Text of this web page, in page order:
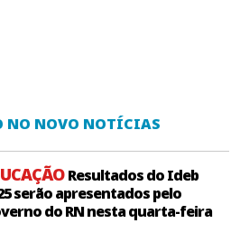
NO NOVO NOTÍCIAS
Resultados do Ideb
serão apresentados pelo
do RN nesta quarta-feira